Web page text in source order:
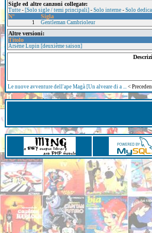
Sigle ed altre canzoni collegate:
Tutte - [Solo sigle / temi principali] - Solo interne - Solo
N° Sigla
1 Gentleman Cambrioleur
Altre versioni:
Titolo
Arsène Lupin [deuxième saison]
Le nuove avventure dell'ape Magà [Un alveare di a ... <